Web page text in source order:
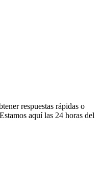
respuestas rápidas o
aquí las 24 horas del